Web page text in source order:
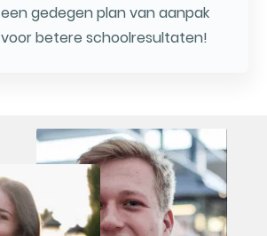
een gedegen plan van aanpak
voor betere schoolresultaten!